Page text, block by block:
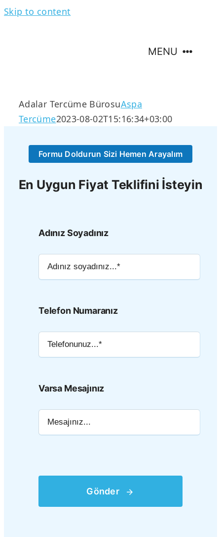
Skip to content
MENU
Tercüme Hizmetleri
Tercüme Dilleri
İletişim
Adalar Tercüme BürosuAspa
Tercüme2023-08-02T15:16:34+03:00
Formu Doldurun Sizi Hemen Arayalım
En Uygun Fiyat Teklifini İsteyin
Adınız Soyadınız
Telefon Numaranız
Varsa Mesajınız
Gönder